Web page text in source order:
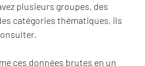
plusieurs groupes, des
catégories thématiques, ils
ces données brutes en un